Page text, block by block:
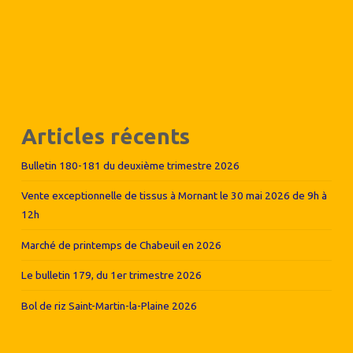
Articles récents
Bulletin 180-181 du deuxième trimestre 2026
Vente exceptionnelle de tissus à Mornant le 30 mai 2026 de 9h à
12h
Marché de printemps de Chabeuil en 2026
Le bulletin 179, du 1er trimestre 2026
Bol de riz Saint-Martin-la-Plaine 2026